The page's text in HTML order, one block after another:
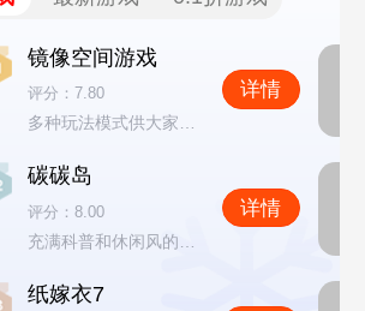
镜像空间游戏
评分：7.80
多种玩法模式供大家体验
详情
碳碳岛
评分：8.00 详情
纸嫁衣7